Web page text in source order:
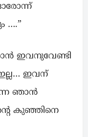
….”
ഇവനുവേണ്ടി
ഇവന്
ഞാൻ
കുഞ്ഞിനെ